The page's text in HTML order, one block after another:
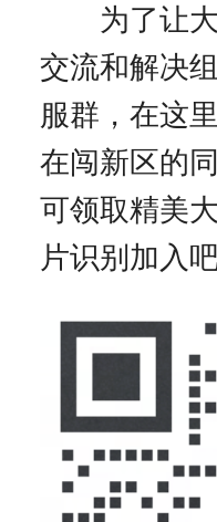
为了让大
交流和解决
服群，在这
在闯新区的
可领取精美
片识别加入